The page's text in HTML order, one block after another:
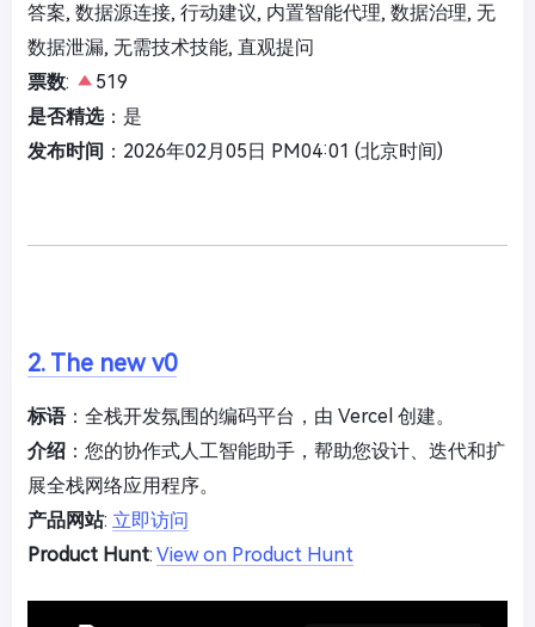
答案, 数据源连接, 行动建议, 内置智能代理, 数据治理, 无
数据泄漏, 无需技术技能, 直观提问
票数:
519
是否精选：是
发布时间 ：2026年02月05日 PM04:01 (北京时间)
2. The new v0
标语：全栈开发氛围的编码平台，由 Vercel 创建。
介绍 ：您的协作式人工智能助手，帮助您设计、迭代和扩
展全栈网络应用程序。
产品网站: 立即访问
Product Hunt: View on Product Hunt